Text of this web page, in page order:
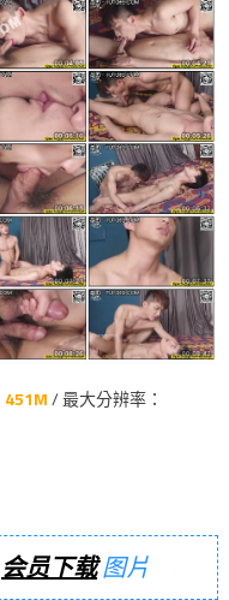
451M/ 最大分辨率：
会员下载图片